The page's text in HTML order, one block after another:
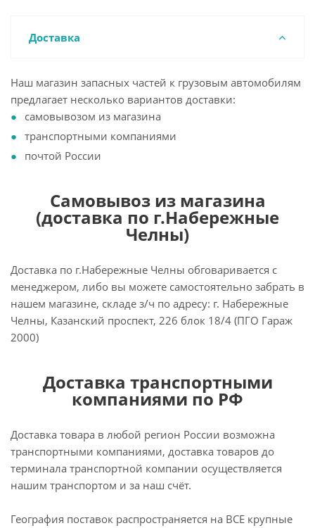
Доставка
Наш магазин запасных частей к грузовым автомобилям
предлагает несколько вариантов доставки:
самовывозом из магазина
транспортными компаниями
почтой России
Самовывоз из магазина
(доставка по г.Набережные
Челны)
Доставка по г.Набережные Челны обговаривается с
менеджером, либо вы можете самостоятельно забрать в
нашем магазине, складе з/ч по адресу: г. Набережные
Челны, Казанский проспект, 226 блок 18/4 (ПГО Гараж
2000)
Доставка транспортными
компаниями по РФ
Доставка товара в любой регион России возможна
транспортными компаниями, доставка товаров до
терминала транспортной компании осуществляется
нашим транспортом и за наш счёт.
География поставок распространяется на ВСЕ крупные